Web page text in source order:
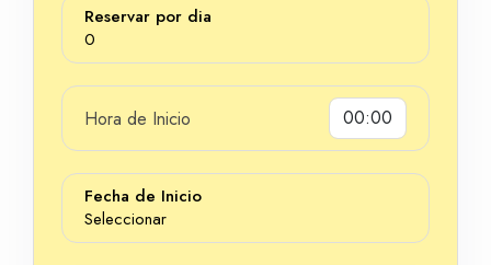
Reservar por dia
0
Dias
Hora de Inicio
Fecha de Inicio
Seleccionar